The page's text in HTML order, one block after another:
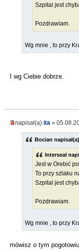
Szpital jest
Pozdrawiam.
Wg mnie , to przy
I wg Ciebie dobrze.
napisał(a) ita »
Bocian
Interseal
Jest w Orebić
To przy szlaku
Szpital jest
Pozdrawiam.
Wg mnie , to przy
mówisz o tym